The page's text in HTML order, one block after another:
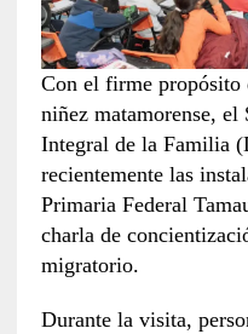
Con el firme propósito
niñez matamorense,
Integral de la Familia
recientemente las
Primaria Federal
charla de
migratorio.
Durante la visita,